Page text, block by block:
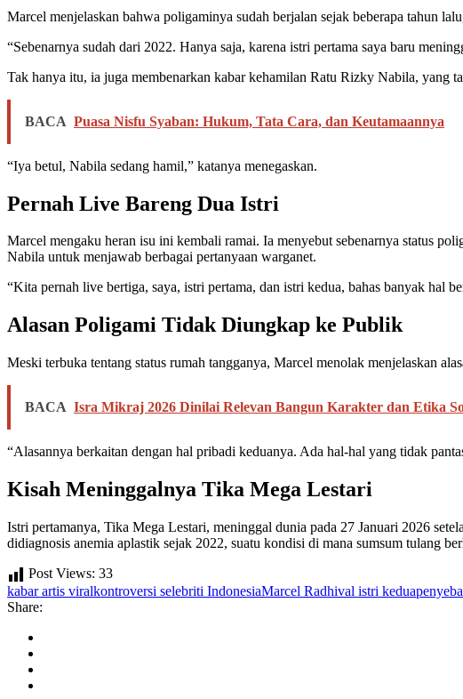
Marcel menjelaskan bahwa poligaminya sudah berjalan sejak beberapa tahun
“Sebenarnya sudah dari 2022. Hanya saja, karena istri pertama saya baru
Tak hanya itu, ia juga membenarkan kabar kehamilan Ratu Rizky Nabila, yang
BACA Puasa Nisfu Syaban: Hukum, Tata Cara, dan Keutamaannya
“Iya betul, Nabila sedang hamil,” katanya menegaskan.
Pernah Live Bareng Dua Istri
Marcel mengaku heran isu ini kembali ramai. Ia menyebut sebenarnya status
Nabila untuk menjawab berbagai pertanyaan warganet.
“Kita pernah live bertiga, saya, istri pertama, dan istri kedua, bahas banyak hal
Alasan Poligami Tidak Diungkap ke Publik
Meski terbuka tentang status rumah tangganya, Marcel menolak menjelaskan
BACA Isra Mikraj 2026 Dinilai Relevan Bangun Karakter dan Etika
“Alasannya berkaitan dengan hal pribadi keduanya. Ada hal-hal yang tidak
Kisah Meninggalnya Tika Mega Lestari
Istri pertamanya, Tika Mega Lestari, meninggal dunia pada 27 Januari 2026
didiagnosis anemia aplastik sejak 2022, suatu kondisi di mana sumsum tulang
Post Views: 33
kabar artis viralkontroversi selebriti IndonesiaMarcel Radhival istri kedua
Share: